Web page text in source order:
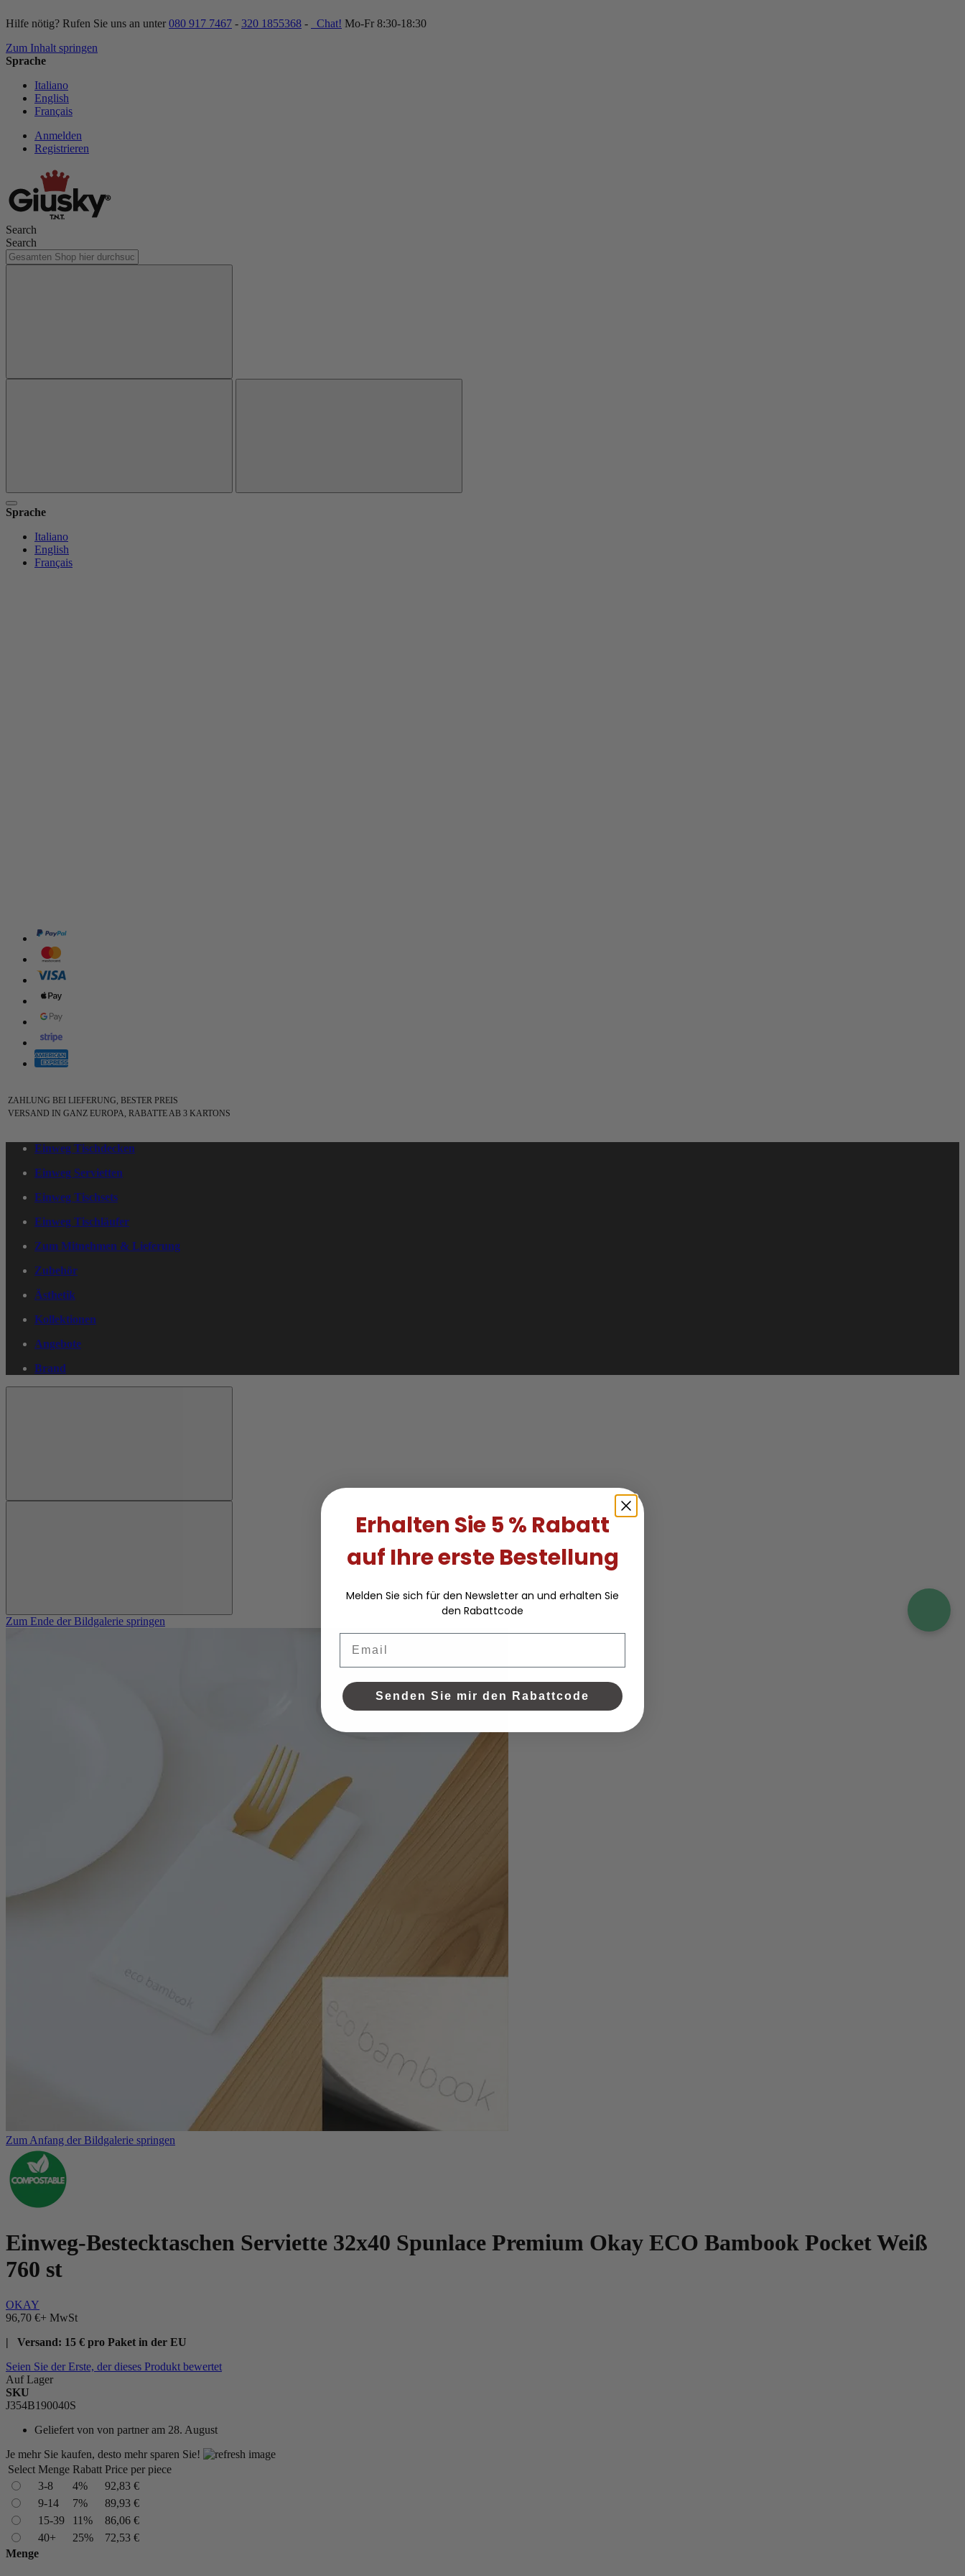
Hilfe nötig? Rufen Sie uns an unter 080 917 7467 - 320 1855368 - Chat! Mo-Fr 8:30-18:30
Zum Inhalt springen
Sprache
Italiano
English
Français
Anmelden
Registrieren
Search
Search
Sprache
Italiano
English
Français
ZAHLUNG BEI LIEFERUNG, BESTER PREIS
VERSAND IN GANZ EUROPA, RABATTE AB 3 KARTONS
Einweg Tischdecken
Einweg Servietten
Einweg Tischsets
Einweg Tischläufer
Zum Mitnehmen & Lieferung
Zubehör
Ästhetik
Kollektionen
Angebote
Brand
Zum Ende der Bildgalerie springen
Zum Anfang der Bildgalerie springen
Einweg-Bestecktaschen Serviette 32x40 Spunlace Premium Okay ECO Bambook Pocket Weiß
760 st
OKAY
96,70 €+ MwSt
| Versand: 15 € pro Paket in der EU
Seien Sie der Erste, der dieses Produkt bewertet
Auf Lager
SKU
J354B190040S
Geliefert von von partner am 28. August
Je mehr Sie kaufen, desto mehr sparen Sie!
Select Menge Rabatt Price per piece
3-8
4%
92,83 €
9-14
7%
89,93 €
15-39
11%
86,06 €
40+
25%
72,53 €
Menge
Erhalten Sie 5 % Rabatt
auf Ihre erste Bestellung
Melden Sie sich für den Newsletter an und erhalten Sie
den Rabattcode
Senden Sie mir den Rabattcode